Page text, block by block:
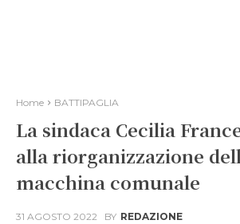
Home BATTIPAGLIA
La sindaca Cecilia
alla riorganizzazione
macchina comunale
31 AGOSTO 2022 BY REDAZIONE